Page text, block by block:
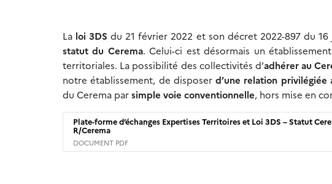
La loi 3DS du 21 février 2022 et son décret 2022-897 du
statut du Cerema. Celui-ci est désormais un
territoriales. La possibilité des collectivités d’adhérer au
notre établissement, de disposer d’une relation privilégiée
du Cerema parsimple voie conventionnelle, hors mise en
Plate-forme d’échanges Expertises Territoires et Loi 3DS – Statut
R/Cerema
DOCUMENT PDF